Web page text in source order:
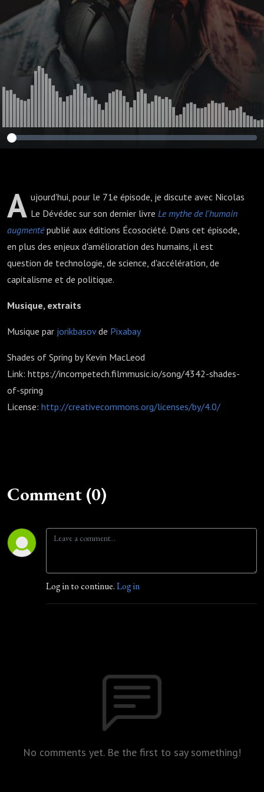
A ujourd'hui, pour le 71e épisode, je discute avec Nicolas
Le Dévédec sur son dernier livre Le mythe de l'humain
augmentépublié aux éditions Écosociété. Dans cet épisode,
en plus des enjeux d'amélioration des humains, il est
question de technologie, de science, d'accélération, de
capitalisme et de politique.
Musique, extraits
Musique par jorikbasovde Pixabay
Shades of Spring by Kevin MacLeod
Link: https://incompetech.filmmusic.io/song/4342-shades-
of-spring
License: http://creativecommons.org/licenses/by/4.0/
Comment (0)
Log in to continue.Log in
No comments yet. Be the first to say something!